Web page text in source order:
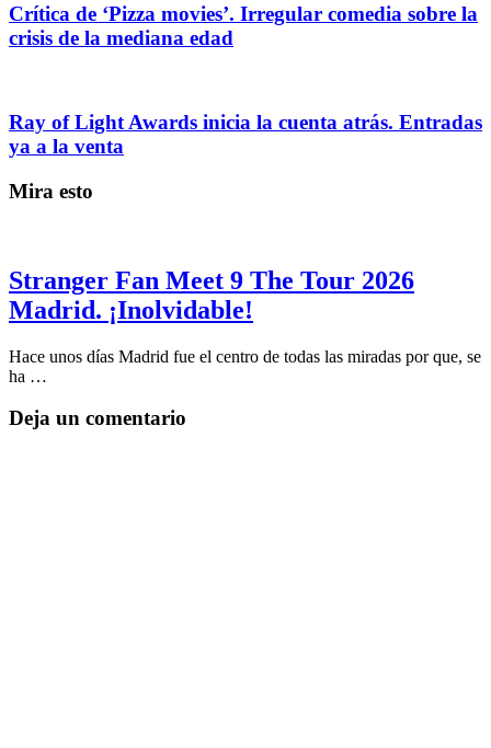
Crítica de ‘Pizza movies’. Irregular comedia sobre la
crisis de la mediana edad
Ray of Light Awards inicia la cuenta atrás. Entradas
ya a la venta
Mira esto
Stranger Fan Meet 9 The Tour 2026
Madrid. ¡Inolvidable!
Hace unos días Madrid fue el centro de todas las miradas por que, se
ha …
Deja un comentario